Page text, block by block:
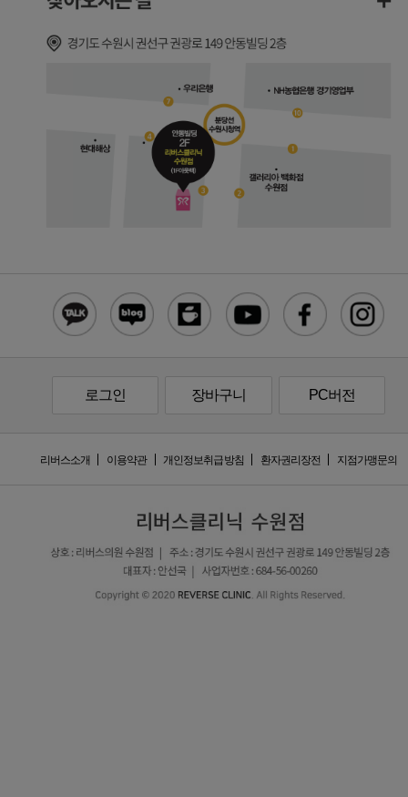
로그인 장바구니 PC버전
리버스소개 이용약관 개인정보취급방침 환자권리장전 지점가맹문의